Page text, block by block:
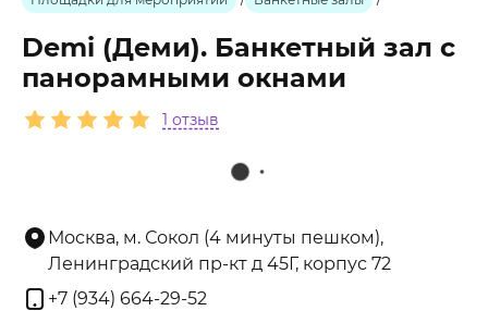
Demi (Деми). Банкетный зал с
панорамными окнами
1 отзыв
Москва, м. Сокол (4 минуты пешком),
Ленинградский пр-кт д 45Г, корпус 72
+7 (934) 664-29-52